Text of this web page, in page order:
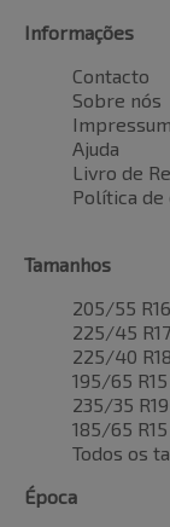
Informações
Contacto
Sobre nós
Impressum
Ajuda
Livro de
Política de
Tamanhos
205/55 R16
225/45 R17
225/40 R18
195/65 R15
235/35 R19
185/65 R15
Todos os
Época